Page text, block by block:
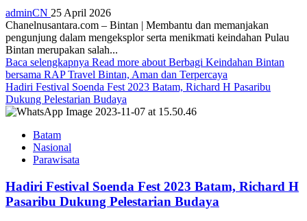
adminCN 25 April 2026
Chanelnusantara.com – Bintan | Membantu dan memanjakan
pengunjung dalam mengeksplor serta menikmati keindahan Pulau
Bintan merupakan salah...
Baca selengkapnya Read more about Berbagi Keindahan Bintan
bersama RAP Travel Bintan, Aman dan Terpercaya
Hadiri Festival Soenda Fest 2023 Batam, Richard H Pasaribu
Dukung Pelestarian Budaya
Batam
Nasional
Parawisata
Hadiri Festival Soenda Fest 2023 Batam, Richard H
Pasaribu Dukung Pelestarian Budaya